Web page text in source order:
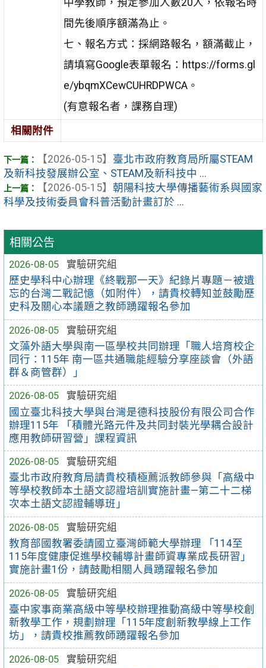
相關公告
2026-08-05
實驗研究組
歷史學科中心辦理《終戰那一天》紀錄片專題－被遺
忘的台灣二戰記憶（如附件），請貴校轉知並鼓勵歷
史科及關心本議題之教師踴躍報名參加
2026-08-05
實驗研究組
文藻外語大學與南一區學校共同辦理「職人培育校企
同行：115年 南一區共通職能經驗分享座談會（外語
群＆商管群）」
2026-08-05
實驗研究組
國立臺北科技大學與台灣是德科技股份有限公司合作
辦理115年 「積體光路元件及共同封裝光學耦合設計
應用教師研習營」課程資訊
2026-08-05
實驗研究組
臺北市政府教育局請貴校積極薦派教師參與「高級中
等學校教師本土語文認證培訓實施計畫—第二十二梯
次本土語文認證輔導班」
2026-08-05
實驗研究組
教育部國教署委請國立臺灣師範大學辦理 「114至
115年度健康促進學校輔導計畫師資專業成長研習」
實施計畫1份，請鼓勵相關人員踴躍報名參加
2026-08-05
實驗研究組
臺中家事商業高級中等學校辦理推動高級中等學校創
新教學工作，規劃辦理「115年度創新教學線上工作
坊」，請貴校推薦教師踴躍報名參加
2026-08-05
實驗研究組
間先後順序額滿為止。
七、報名方式：採網路報名，額滿截止，
請填寫Google表單報名：https://forms.gl
e/ybqmXCewCUHRDPWCA。
(有意報名者，課務自理)
相關附件
【2026-05-15】 臺北市政府教育局所屬STEAM
及新科技發展辦公室、STEAM及新科技中 ...
【2026-05-15】 朝陽科技大學傳播藝術系與國家
科學及技術委員會科普活動計畫訂於 ...